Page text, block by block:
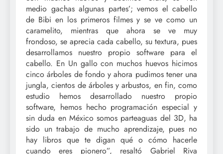
medio gachas algunas partes’; vemos el cabello
de Bibi en los primeros filmes y se ve como un
caramelito, mientras que ahora se ve muy
frondoso, se aprecia cada cabello, su textura, pues
desarrollamos nuestro propio software para el
cabello. En Un gallo con muchos huevos hicimos
cinco árboles de fondo y ahora pudimos tener una
jungla, cientos de árboles y arbustos, en fin, como
estudio hemos desarrollado nuestro propio
software, hemos hecho programación especial y
sin duda en México somos parteaguas del 3D, ha
sido un trabajo de mucho aprendizaje, pues no
hay libros que te digan qué o cómo hacerle
cuando eres pionero”, resaltó Gabriel Riva